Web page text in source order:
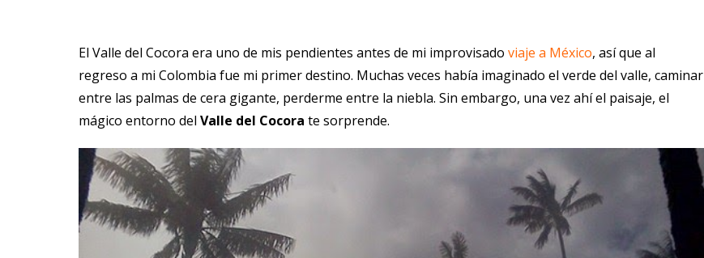
El Valle del Cocora era uno de mis pendientes antes de mi improvisado viaje a México, así que al
regreso a mi Colombia fue mi primer destino. Muchas veces había imaginado el verde del valle, caminar
entre las palmas de cera gigante, perderme entre la niebla. Sin embargo, una vez ahí el paisaje, el
mágico entorno del Valle del Cocora te sorprende.